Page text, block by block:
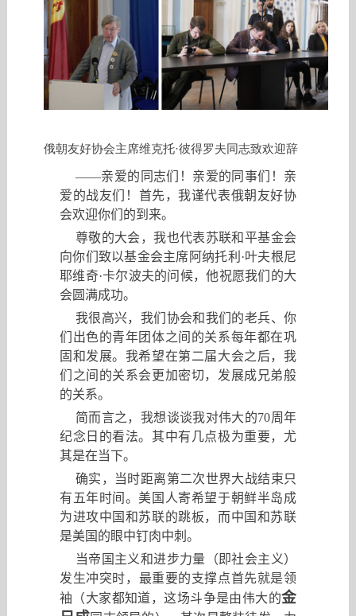
俄朝友好协会主席维克托·彼得罗夫同志致欢迎辞
——亲爱的同志们 ！ 亲爱的同事们 ！ 亲
爱的战友们
！ 首先，我谨代表俄朝友好协
会欢迎你们的到来。
尊敬的大会，我也代表苏联和平基金会
向你们致以基金会主席阿纳托利·叶夫根尼
耶维奇·卡尔波夫的问候，他祝愿我们的大
会圆满成功。
我很高兴， 我们协会和我们的老兵、你
们出色的青年团体之间的关系每年都在巩
固和发展。我希望在第二届大会之后，我
们之间的关系会更加密切，发展成兄弟般
的关系。
简而言之， 我想谈谈我对伟大的70周年
纪念日的看法。其中有几点极为重要， 尤
其是在当下。
确实 ，
当时距离第二次世界大战结束只
有五年时间。美国人寄希望于朝鲜半岛成
为进攻中国和苏联的跳板， 而中国和苏联
是美国的眼中钉肉中刺。
当帝国主义和进步力量
（即社会主义）
发生冲突时， 最重要的支撑点首先就是领
袖 （大家都知道，这场斗争是由伟大的金